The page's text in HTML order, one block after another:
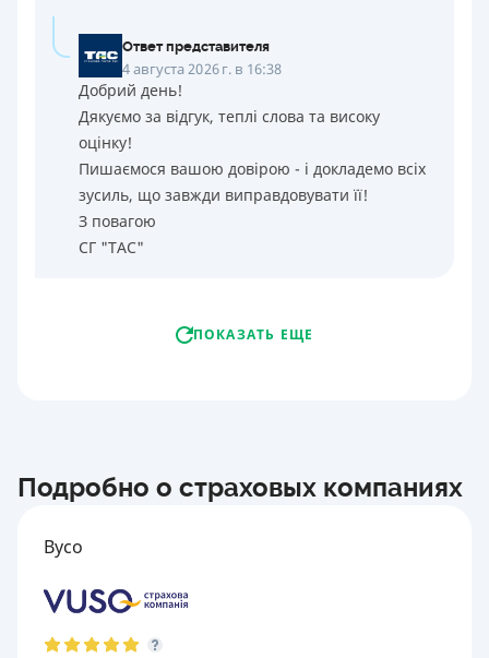
Ответ представителя
4 августа 2026 г. в 16:38
Добрий день!
Дякуємо за відгук, теплі слова та високу
оцінку!
Пишаємося вашою довірою - і докладемо всіх
зусиль, що завжди виправдовувати її!
З повагою
СГ "ТАС"
ПОКАЗАТЬ ЕЩЕ
Подробно о страховых компаниях
Вусо